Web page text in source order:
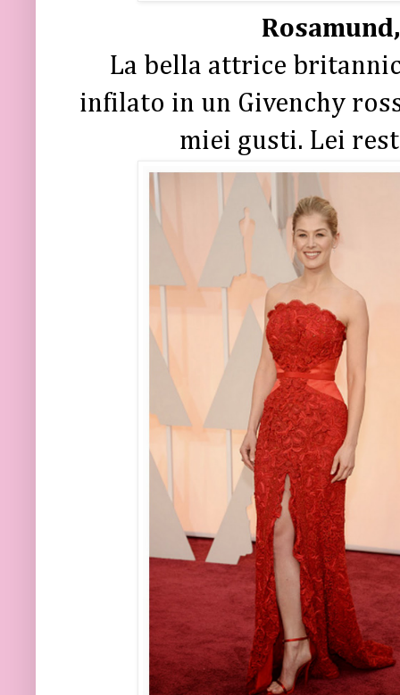
La bella attrice
infilato in un Givenchy
miei gusti. Lei